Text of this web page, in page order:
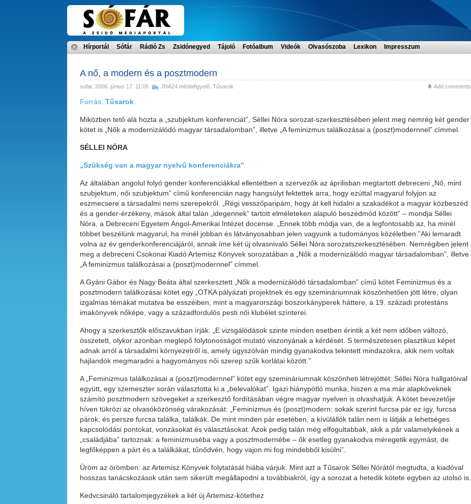
Hírportál Sófár Rádió Zs Zsidónegyed Tájoló Fotóalbum Videók Olvasószoba Lexikon Impresszum
A nő, a modern és a posztmodern
sofar, 2006. június 17. 11:05 JNA24 médiafigyelő Tűsarok Add comments
Forrás: Tűsarok
Miközben tető alá hozta a „szubjektum konferenciát”, Séllei Nóra sorozat-szerkesztésében jelent meg nemrég két gender
kötet is „Nők a modernizálódó magyar társadalomban”, illetve „A feminizmus találkozásai a (poszt)modernnel” címmel.
SÉLLEI NÓRA
„Szükség van a magyar nyelvű konferenciákra”
Az általában angolul folyó gender konferenciákkal ellentétben a szervezők az áprilisban megtartott debreceni „Nő, mint
szubjektum, női szubjektum” című konferencián nagy hangsúlyt fektettek arra, hogy ezúttal magyarul folyjon az
eszmecsere a társadalmi nemi szerepekről. „Régi vesszőparipám, hogy át kell hidalni a szakadékot a magyar közbeszéd
és a gender-érzékeny, mások által talán „idegennek” tartott elméleteken alapuló beszédmód között” – mondja Séllei
Nóra, a Debreceni Egyetem Angol-Amerikai Intézet docense. „Ennek több módja van, de a legfontosabb az, ha minél
többet beszélünk magyarul, ha minél jobban és látványosabban jelen vagyunk a tudományos közéletben.”Aki lemaradt
volna az év genderkonferenciájáról, annak íme két új olvasnivaló Séllei Nóra sorozatszerkesztésében. Nemrégiben jelent
meg a debreceni Csokonai Kiadó Artemisz Könyvek sorozatában a „Nők a modernizálódó magyar társadalomban”, illetve
„A feminizmus találkozásai a (poszt)modernnel” címmel.
A Gyáni Gábor és Nagy Beáta által szerkesztett „Nők a modernizálódó társadalomban” című kötet Feminizmus és a
posztmodern találkozásai kötet egy „OTKA pályázati projektnek és egy szemináriumnak köszönhetően jött létre, olyan
izgalmas témákat mutatva be esszéiben, mint a magyarországi boszorkányperek háttere, a 19. századi protestáns
imakönyvek nőképe, vagy a századfordulós pesti női klubélet színterei.
Ahogy a szerkesztők előszavukban írják: „E vizsgálódások szinte minden esetben érintik a két nem időben változó,
összetett, olykor azonban meglepő folytonosságot mutató viszonyának a kérdését. S természetesen plasztikus képet
adnak arról a társadalmi környezetről is, amely úgyszólván mindig gyanakodva tekintett mindazokra, akik nem voltak
hajlandók megmaradni a hagyományos női szerep szűk korlátai között.”
A „Feminizmus találkozásai a (poszt)modernnel” kötet egy szemináriumnak köszönheti létrejöttét: Séllei Nóra hallgatóival
együtt, egy szemeszter során választotta ki a „belevalókat”. Igazi hiánypótló munka, hiszen a ma már alapköveknek
számító posztmodern szövegeket a szerkesztő fordításában végre magyar nyelven is olvashatjuk. A kötet bevezetője
híven tükrözi az olvasóközönség várakozását: „Feminizmus és (poszt)modern: sokak szerint furcsa pár ez így, furcsa
párok, és persze furcsa találka, találkák. De mint minden pár esetében, a kívülállók talán nem is látják a lehetséges
kapcsolódási pontokat, vonzásokat és választásokat. Azok pedig talán még elfogultabbak, akik a pár valamelyikének a
„családjába” tartoznak: a feminizmuséba vagy a posztmodernébe – ők esetleg gyanakodva méregetik egymást, de
legfőképpen a párt és a találkákat, tűnődvén, hogy vajon mi fog mindebből kisülni”.
Üröm az örömben: az Artemisz Könyvek folytatását hiába várjuk. Mint azt a Tűsarok Séllei Nórától megtudta, a kiadóval
hosszas tanácskozások után sem sikerült megállapodni a továbbiakról, így a sorozat a hetedik kötete egyben az utolsó is.
Kedvcsináló tartalomjegyzékek a két új Artemisz-kötethez